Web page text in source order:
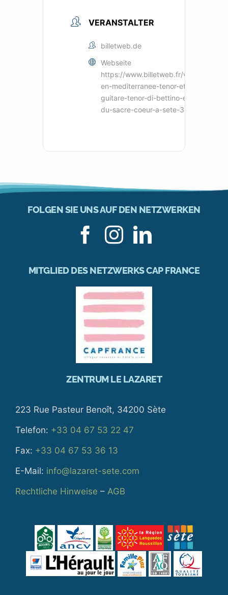
VERANSTALTER
billetweb.de
Webseite
https://www.billetweb.fr/voyage-
en-mediterranee-tenor-et-
guitare-tenor-di-bettino-eglise-
du-sacre-coeur-a-sete-34
FOLGEN SIE UNS AUF DEN NETZWERKEN
MITGLIED DES NETZWERKS CAP FRANCE
ZENTRUM LE LAZARET
223 Rue Pasteur Benoît, 34200 Sète
Telefon: +33 04 67 53 22 47
Fax: +33 04 67 53 36 13
E-Mail: info@lazaret-sete.com
Rechtliche Hinweise – AGB